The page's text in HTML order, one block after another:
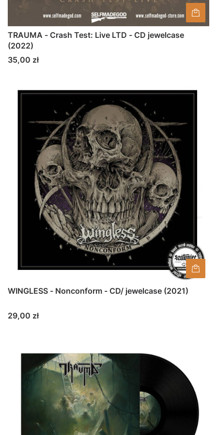
TRAUMA - Crash Test: Live LTD - CD jewelcase
(2022)
Cena
35,00 zł
WINGLESS - Nonconform - CD/ jewelcase (2021)
Cena
29,00 zł